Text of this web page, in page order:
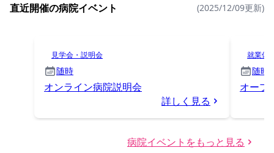
直近開催の病院イベント (2025/12/09更新)
見学会・説明会
随時
オンライン病院説明会
詳しく見る
就業体
随時
オープ
病院イベントをもっと見る